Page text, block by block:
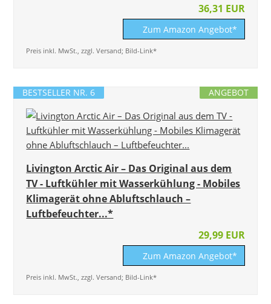
36,31 EUR
Zum Amazon Angebot*
Preis inkl. MwSt., zzgl. Versand; Bild-Link*
ANGEBOT
BESTSELLER NR. 6
Livington Arctic Air – Das Original aus dem
TV - Luftkühler mit Wasserkühlung - Mobiles
Klimagerät ohne Abluftschlauch –
Luftbefeuchter...*
29,99 EUR
Zum Amazon Angebot*
Preis inkl. MwSt., zzgl. Versand; Bild-Link*